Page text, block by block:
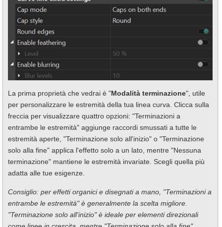
La prima proprietà che vedrai è "Modalità terminazione", utile
per personalizzare le estremità della tua linea curva. Clicca sulla
freccia per visualizzare quattro opzioni: "Terminazioni a
entrambe le estremità" aggiunge raccordi smussati a tutte le
estremità aperte, "Terminazione solo all'inizio" o "Terminazione
solo alla fine" applica l'effetto solo a un lato, mentre "Nessuna
terminazione" mantiene le estremità invariate. Scegli quella più
adatta alle tue esigenze.
Consiglio: per effetti organici e disegnati a mano, "Terminazioni a
entrambe le estremità" è generalmente la scelta migliore.
"Terminazione solo all'inizio" è ideale per elementi direzionali